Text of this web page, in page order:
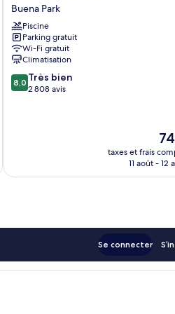
&
Suites
Buena
Park
Buena Park
Piscine
Parking gratuit
Wi-Fi gratuit
Climatisation
8.0
sur
8,0 Très bien
2 808 avis
Le
prix
taxes et frais
11 août - 12
Se connecter